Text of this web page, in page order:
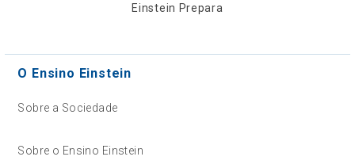
Einstein Prepara
O Ensino Einstein
Sobre a Sociedade
Sobre o Ensino Einstein